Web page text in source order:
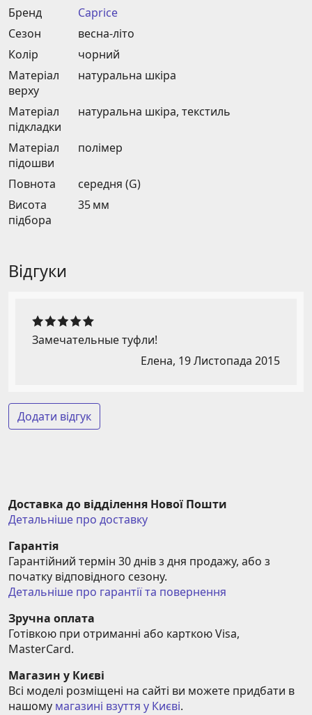
Бренд
Caprice
Сезон
весна-літо
Колір
чорний
Матеріал
верху
натуральна шкіра
Матеріал
підкладки
натуральна шкіра, текстиль
Матеріал
підошви
полімер
Повнота
середня (G)
Висота
підбора
35 мм
Відгуки
Замечательные туфли!
Елена, 19 Листопада 2015
Додати відгук
Доставка до відділення Нової Пошти
Детальніше про доставку
Гарантія
Гарантійний термін 30 днів з дня продажу, або з
початку відповідного сезону.
Детальніше про гарантії та повернення
Зручна оплата
Готівкою при отриманні або карткою Visa,
MasterCard.
Магазин у Києві
Всі моделі розміщені на сайті ви можете придбати в
нашому магазині взуття у Києві.